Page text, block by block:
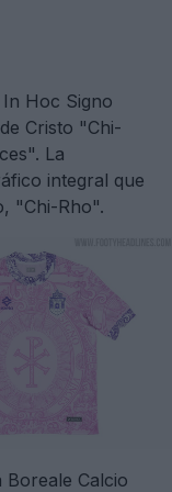
In Hoc Signo
Cristo "Chi-
La
integral que
"Chi-Rho".
Boreale Calcio